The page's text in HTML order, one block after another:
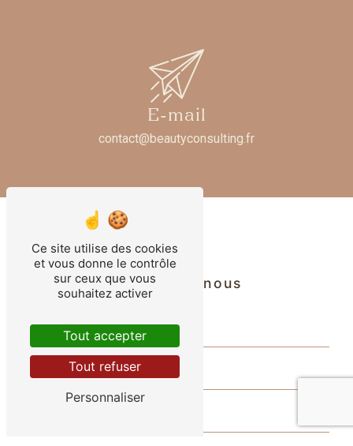
E-mail
contact@beautyconsulting.fr
Contactez-nous
Ce site utilise des cookies
et vous donne le contrôle
sur ceux que vous
souhaitez activer
Tout accepter
Tout refuser
Personnaliser